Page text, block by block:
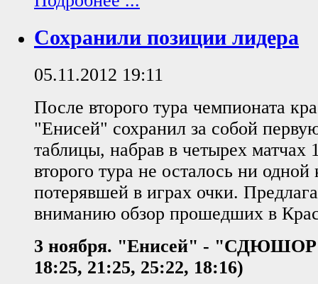
Сохранили позиции лидера
05.11.2012 19:11
После второго тура чемпионата
"Енисей" сохранил за собой
таблицы, набрав в четырех матчах
второго тура не осталось ни
потерявшей в играх очки.
вниманию обзор прошедших в
3 ноября. "Енисей" - "СДЮШОР"
18:25, 21:25, 25:22, 18:16)